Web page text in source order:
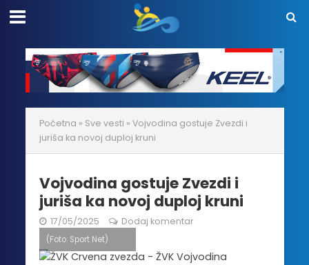
Početna » Sve vesti » Vojvodina gostuje Zvezdi i
juriša ka novoj duploj kruni
Vojvodina gostuje Zvezdi i
juriša ka novoj duploj kruni
17/05/2025 Dodaj komentar
(Foto: Sport Net)